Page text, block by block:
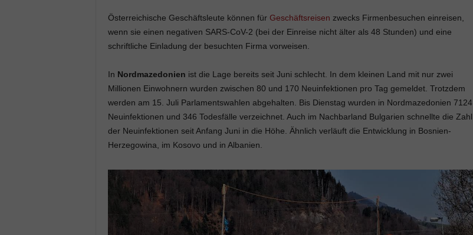
Österreichische Geschäftsleute können für Geschäftsreisen zwecks Firmenbesuchen einreisen,
wenn sie einen negativen SARS-CoV-2 (bei der Einreise nicht älter als 48 Stunden) und eine
schriftliche Einladung der besuchten Firma vorweisen.
In Nordmazedonien ist die Lage bereits seit Juni schlecht. In dem kleinen Land mit nur zwei
Millionen Einwohnern wurden zwischen 80 und 170 Neuinfektionen pro Tag gemeldet. Trotzdem
werden am 15. Juli Parlamentswahlen abgehalten. Bis Dienstag wurden in Nordmazedonien 7124
Neuinfektionen und 346 Todesfälle verzeichnet. Auch im Nachbarland Bulgarien schnellte die Zahl
der Neuinfektionen seit Anfang Juni in die Höhe. Ähnlich verläuft die Entwicklung in Bosnien-
Herzegowina, im Kosovo und in Albanien.